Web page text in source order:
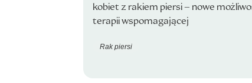
kobiet z rakiem piersi – nowe
terapii wspomagającej
Rak piersi